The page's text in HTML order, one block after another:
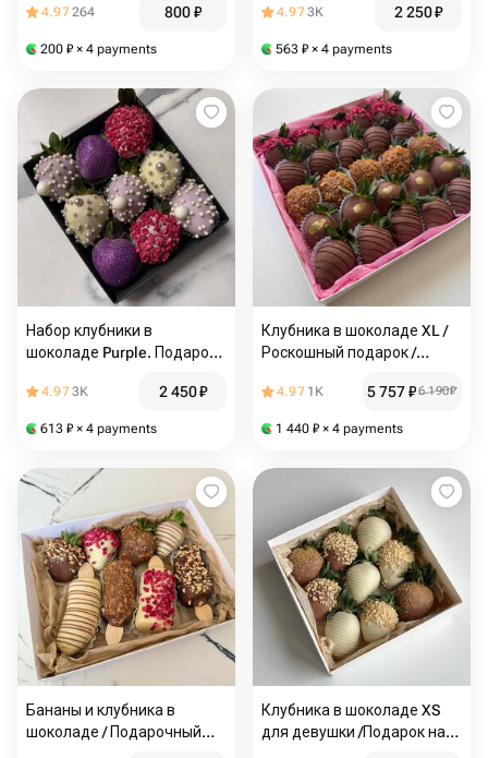
4.97264 800₽
200 ₽ × 4 payments
4.973K 2 250₽
563 ₽ × 4 payments
Набор клубники в
шоколаде Purple. Подарок
4.973K 2 450₽
613 ₽ × 4 payments
Клубника в шоколаде XL /
Роскошный подарок /
4.97 1K 5 757₽6 190₽
1 440 ₽ × 4 payments
Бананы и клубника в
шоколаде / Подарочный
Клубника в шоколаде XS
для девушки /Подарок на